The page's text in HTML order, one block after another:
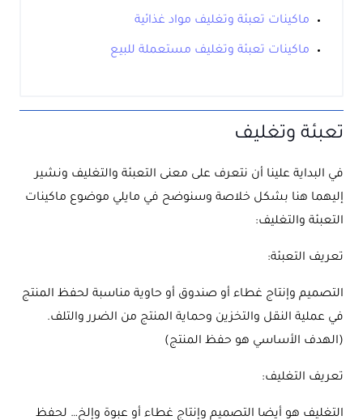
ماكينات تعبئة وتغليف مواد غذائية
ماكينات تعبئة وتغليف مستعملة للبيع
تعبئة وتغليف
في البداية علينا أن نتعرف على معنى التعبئة والتغليف ونشير
إليهما هنا بشكل خلاصة وسنوضح في مايلي موضوع ماكينات
التعبئة والتغليف:
تعريف التعبئة:
التصميم وإنتاج غطاء أو صندوق أو حاوية مناسبة لحفظ المنتج
في عملية النقل والتخزين وحماية المنتج من الضرر والتلف.
(الهدف الأساسي هو حفظ المنتج)
تعريف التغليف:
التغليف هو أيضا التصميم وإنتاج غطاء أو عبوة وإلخ… لحفظ